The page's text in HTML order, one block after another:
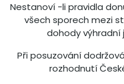
Nestanoví -li pravidla
všech sporech mezi
dohody výhradní
Při posuzování
rozhodnutí